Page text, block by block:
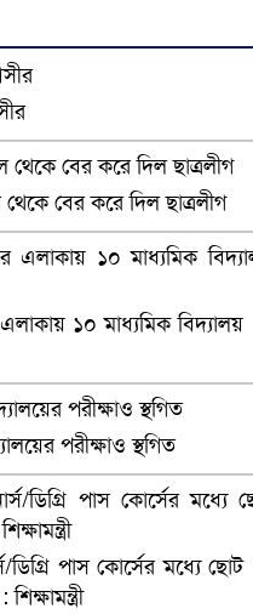
মুখে শ্রম রপ্তানি
হামলা, নিহত ১
থেকে বের করে দিল ছাত্রলীগ
১০ মাধ্যমিক বিদ্যালয়
পরীক্ষাও স্থগিত
ডিগ্রি পাস কোর্সের মধ্যে ছোট